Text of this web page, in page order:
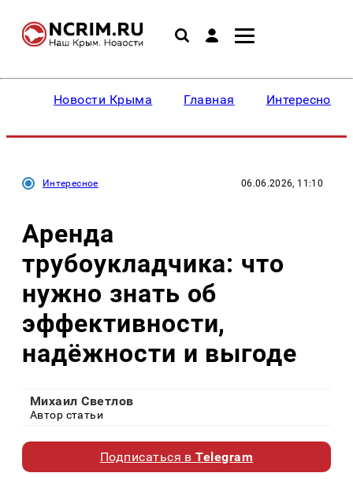
Новости Крыма Главная Интересное
Интересное 06.06.2026, 11:10
Аренда
трубоукладчика: что
нужно знать об
эффективности,
надёжности и выгоде
Михаил Светлов
Автор статьи
Подписаться вTelegram